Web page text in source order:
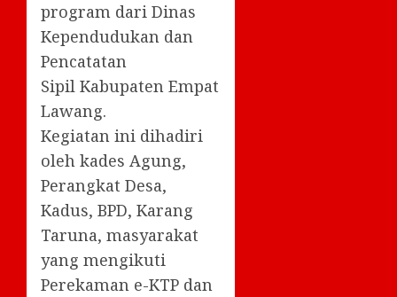
program dari Dinas
Kependudukan dan
Pencatatan
Sipil Kabupaten Empat
Lawang.
Kegiatan ini dihadiri
oleh kades Agung,
Perangkat Desa,
Kadus, BPD, Karang
Taruna, masyarakat
yang mengikuti
Perekaman e-KTP dan